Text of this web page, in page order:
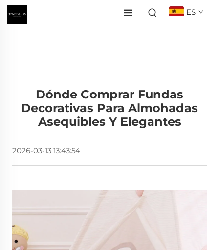
ES
Dónde Comprar Fundas
Decorativas Para Almohadas
Asequibles Y Elegantes
2026-03-13 13:43:54